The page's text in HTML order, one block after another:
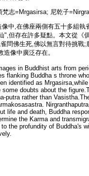
志=Mrgasirsa; 尼乾子
中,在佛座兩側有五十多組
",但存在許多疑點。本文從《
問佛生死,佛以無言對待挑戰
像中廣泛存在。
in Buddhist arts from
flanking Buddha s throne
identified as
doubts about the
putra rather than
life and death, Buddha
the Karma and
the profundity of Buddha's